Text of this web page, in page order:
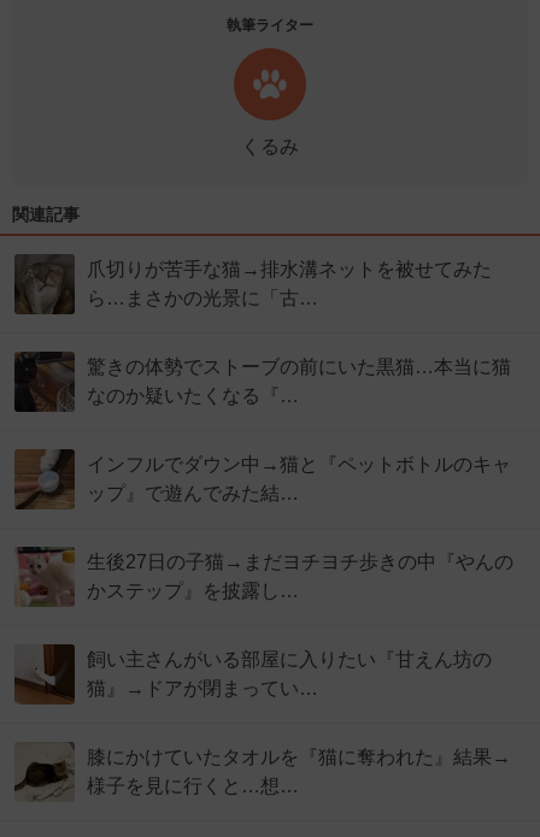
執筆ライター
くるみ
関連記事
爪切りが苦手な猫→排水溝ネットを被せてみた
ら…まさかの光景に「古…
驚きの体勢でストーブの前にいた黒猫…本当に猫
なのか疑いたくなる『…
インフルでダウン中→猫と『ペットボトルのキャ
ップ』で遊んでみた結…
生後27日の子猫→まだヨチヨチ歩きの中『やんの
かステップ』を披露し…
飼い主さんがいる部屋に入りたい『甘えん坊の
猫』→ドアが閉まってい…
膝にかけていたタオルを『猫に奪われた』結果→
様子を見に行くと…想…